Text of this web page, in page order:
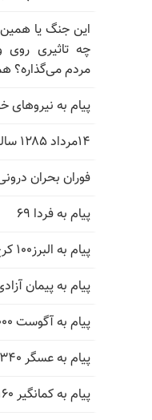
این جنگ یا
چه تاثیری
مردم می‌گذاره؟
پیام به نیروهای خواهان
۱۴مرداد ۱۲۸۵ سالگرد انقلاب مشروطه
فوران بحران
پیام به فردا ۶۹
پیام به البرز۱۰۰ کرج
پیام به پیمان آزادی
پیام به آگوست ۲۰۰۰
پیام به عسگر ۱۳۴۰ مشهد
پیام به کمانگیر ۱۶۰ از لرستان